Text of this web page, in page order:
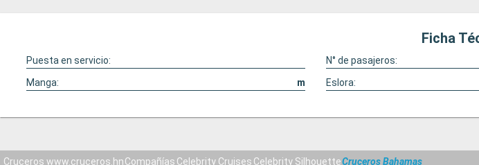
Ficha
Puesta en servicio: N° de pasajeros:
Manga:
m Eslora:
Cruceros www.cruceros.hnCompañías Celebrity Cruises Celebrity SilhouetteCruceros Bahamas